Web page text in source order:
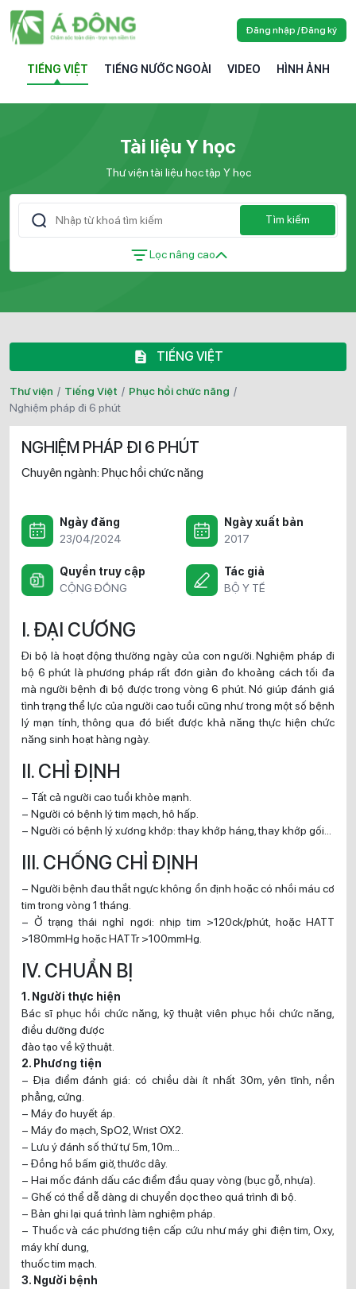
TIẾNG VIỆT TIẾNG NƯỚC NGOÀI VIDEO HÌNH ẢNH
Đăng nhập / Đăng ký
Tài liệu Y học
Thư viện tài liệu học tập Y học
Tìm kiếm
Lọc nâng cao
TIẾNG VIỆT
Thư viện / Tiếng Việt / Phục hồi chức năng /
nghiệm pháp đi 6 phút
NGHIỆM PHÁP ĐI 6 PHÚT
Chuyên ngành: Phục hồi chức năng
Ngày đăng
23/04/2024
Ngày xuất bản
2017
Quyền truy cập
CỘNG ĐỒNG
Tác giả
BỘ Y TẾ
I. ĐẠI CƯƠNG
Đi bộ là hoạt động thường ngày của con người. Nghiệm pháp đi
bộ 6 phút là phương pháp rất đơn giản đo khoảng cách tối đa
mà người bệnh đi bộ được trong vòng 6 phút. Nó giúp đánh giá
tình trạng thể lực của người cao tuổi cũng như trong một số bệnh
lý mạn tính, thông qua đó biết được khả năng thực hiện chức
năng sinh hoạt hàng ngày.
II. CHỈ ĐỊNH
– Tất cả người cao tuổi khỏe mạnh.
– Người có bệnh lý tim mạch, hô hấp.
– Người có bệnh lý xương khớp: thay khớp háng, thay khớp gối…
III. CHỐNG CHỈ ĐỊNH
– Người bệnh đau thắt ngực không ổn định hoặc có nhồi máu cơ
tim trong vòng 1 tháng.
– Ở trạng thái nghỉ ngơi: nhịp tim >120ck/phút, hoặc HATT
>180mmHg hoặc HATTr >100mmHg.
IV. CHUẨN BỊ
1. Người thực hiện
Bác sĩ phục hồi chức năng, kỹ thuật viên phục hồi chức năng,
điều dưỡng được
đào tạo về kỹ thuật.
2. Phương tiện
– Địa điểm đánh giá: có chiều dài ít nhất 30m, yên tĩnh, nền
phẳng, cứng.
– Máy đo huyết áp.
– Máy đo mạch, SpO2, Wrist OX2.
– Lưu ý đánh số thứ tự 5m, 10m…
– Đồng hồ bấm giờ, thước dây.
– Hai mốc đánh dấu các điểm đầu quay vòng (bục gỗ, nhựa).
– Ghế có thể dễ dàng di chuyển dọc theo quá trình đi bộ.
– Bản ghi lại quá trình làm nghiệm pháp.
– Thuốc và các phương tiện cấp cứu như máy ghi điện tim, Oxy,
máy khí dung,
thuốc tim mạch.
3. Người bệnh